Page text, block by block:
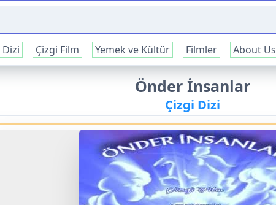
Dizi Çizgi Film Yemek ve Kültür Filmler About Us
Önder İnsanlar
Çizgi Dizi